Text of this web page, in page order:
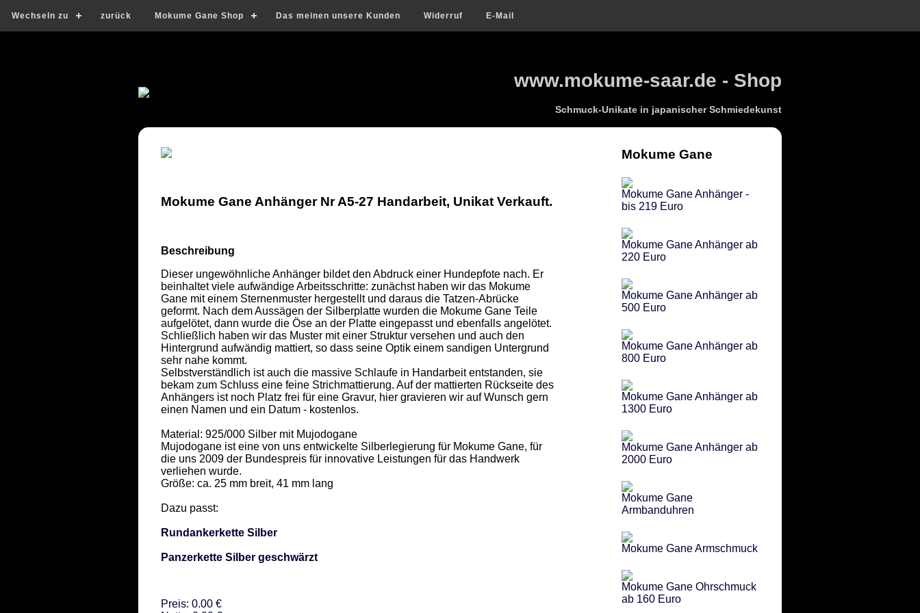
Wechseln zu zurück Mokume Gane Shop Das meinen unsere Kunden Widerruf E-Mail
www.mokume-saar.de - Shop
Schmuck-Unikate in japanischer Schmiedekunst
Mokume Gane Anhänger Nr A5-27 Handarbeit, Unikat Verkauft.
Beschreibung
Dieser ungewöhnliche Anhänger bildet den Abdruck einer Hundepfote nach. Er
beinhaltet viele aufwändige Arbeitsschritte: zunächst haben wir das Mokume
Gane mit einem Sternenmuster hergestellt und daraus die Tatzen-Abrücke
geformt. Nach dem Aussägen der Silberplatte wurden die Mokume Gane Teile
aufgelötet, dann wurde die Öse an der Platte eingepasst und ebenfalls angelötet.
Schließlich haben wir das Muster mit einer Struktur versehen und auch den
Hintergrund aufwändig mattiert, so dass seine Optik einem sandigen Untergrund
sehr nahe kommt.
Selbstverständlich ist auch die massive Schlaufe in Handarbeit entstanden, sie
bekam zum Schluss eine feine Strichmattierung. Auf der mattierten Rückseite des
Anhängers ist noch Platz frei für eine Gravur, hier gravieren wir auf Wunsch gern
einen Namen und ein Datum - kostenlos.
Material: 925/000 Silber mit Mujodogane
Mujodogane ist eine von uns entwickelte Silberlegierung für Mokume Gane, für
die uns 2009 der Bundespreis für innovative Leistungen für das Handwerk
verliehen wurde.
Größe: ca. 25 mm breit, 41 mm lang
Dazu passt:
Rundankerkette Silber
Panzerkette Silber geschwärzt
Preis: 0.00 €
Mokume Gane
Mokume Gane Anhänger -
bis 219 Euro
Mokume Gane Anhänger ab
220 Euro
Mokume Gane Anhänger ab
500 Euro
Mokume Gane Anhänger ab
800 Euro
Mokume Gane Anhänger ab
1300 Euro
Mokume Gane Anhänger ab
2000 Euro
Mokume Gane
Armbanduhren
Mokume Gane Armschmuck
Mokume Gane Ohrschmuck
ab 160 Euro